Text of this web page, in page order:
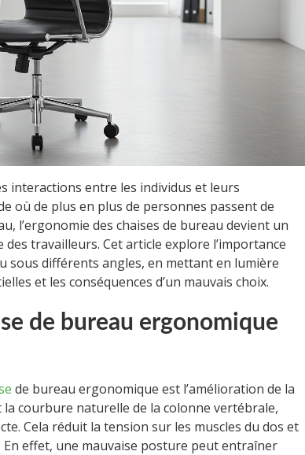
interactions entre les individus et leurs
où de plus en plus de personnes passent de
l’ergonomie des chaises de bureau devient un
travailleurs. Cet article explore l’importance
sous différents angles, en mettant en lumière
et les conséquences d’un mauvais choix.
de bureau ergonomique
de bureau ergonomique est l’amélioration de la
courbure naturelle de la colonne vertébrale,
Cela réduit la tension sur les muscles du dos et
effet, une mauvaise posture peut entraîner